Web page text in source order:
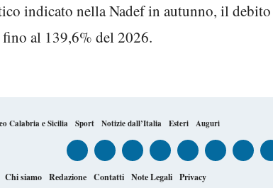
indicato nella Nadef in autunno, il debito
al 139,6% del 2026.
Calabria e Sicilia Sport Notizie dall’Italia Esteri Auguri
Chi siamo Redazione Contatti Note Legali Privacy